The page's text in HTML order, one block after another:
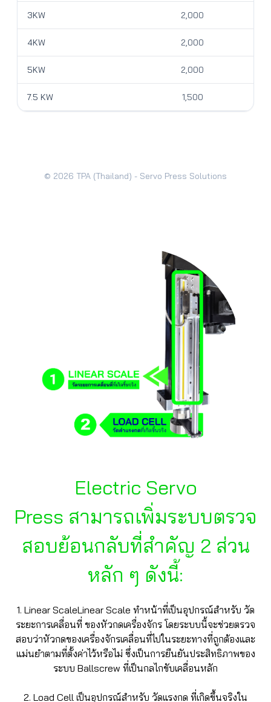
3KW 2,000
4KW 2,000
5KW 2,000
7.5 KW 1,500
© 2026 TPA (Thailand) - Servo Press Solutions
Electric Servo
Press สามารถเพิ่มระบบตรวจ
สอบย้อนกลับที่สำคัญ 2 ส่วน
หลัก ๆ ดังนี้:
1. Linear ScaleLinear Scale ทำหน้าที่เป็นอุปกรณ์สำหรับ วัด
ระยะการเคลื่อนที่ ของหัวกดเครื่องจักร โดยระบบนี้จะช่วยตรวจ
สอบว่าหัวกดของเครื่องจักรเคลื่อนที่ไปในระยะทางที่ถูกต้องและ
แม่นยำตามที่ตั้งค่าไว้หรือไม่ ซึ่งเป็นการยืนยันประสิทธิภาพของ
ระบบ Ballscrew ที่เป็นกลไกขับเคลื่อนหลัก
2. Load Cell เป็นอุปกรณ์สำหรับ วัดแรงกด ที่เกิดขึ้นจริงใน